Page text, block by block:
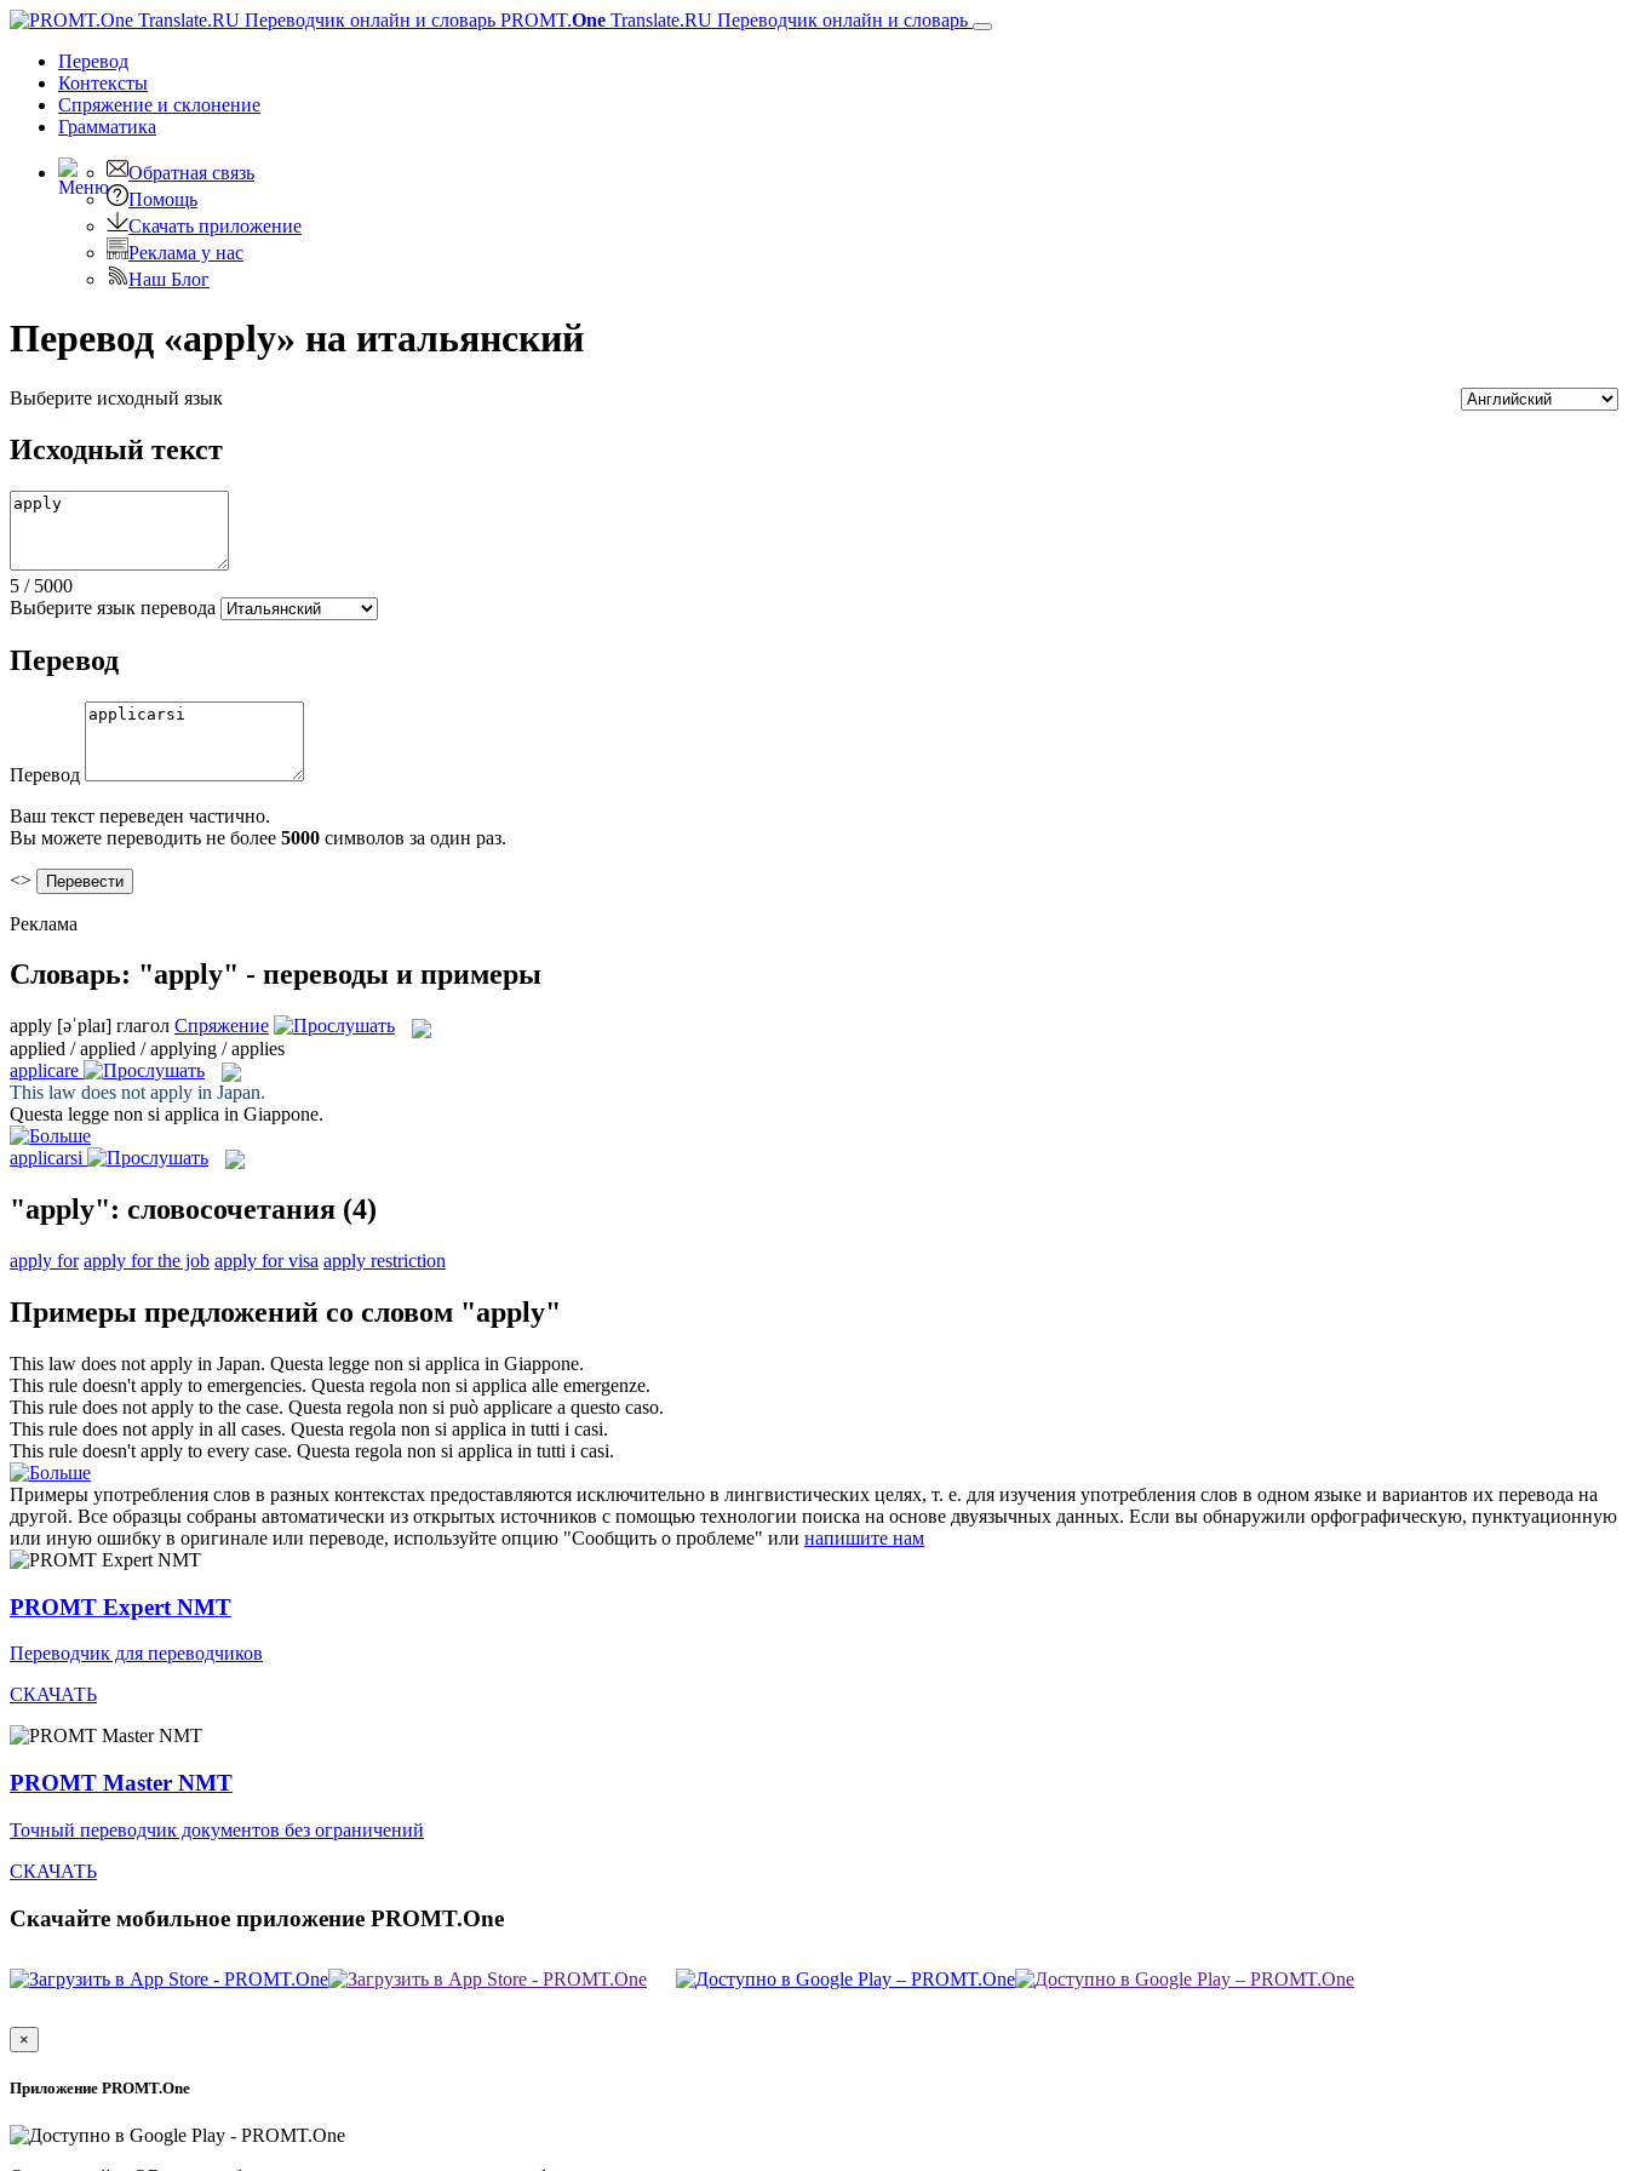
PROMT.One Translate.RU Переводчик онлайн и словарь
Перевод
Контексты
Спряжение и склонение
Грамматика
Обратная связь
Помощь
Скачать приложение
Реклама у нас
Наш Блог
Перевод «apply» на итальянский
Выберите исходный язык
Исходный текст
5 / 5000
Выберите язык перевода
Перевод
Перевод
Ваш текст переведен частично.
Вы можете переводить не более 5000 символов за один раз.
<>
Реклама
Словарь: "apply" - переводы и примеры
apply [əˈplaɪ] глагол Спряжение
applied / applied / applying / applies
applicare
This law does not apply in Japan.
Questa legge non si applica in Giappone.
applicarsi
"apply": словосочетания (4)
apply for apply for the job apply for visa apply restriction
Примеры предложений со словом "apply"
This law does not apply in Japan. Questa legge non si applica in Giappone.
This rule doesn't apply to emergencies. Questa regola non si applica alle emergenze.
This rule does not apply to the case. Questa regola non si può applicare a questo caso.
This rule does not apply in all cases. Questa regola non si applica in tutti i casi.
This rule doesn't apply to every case. Questa regola non si applica in tutti i casi.
Примеры употребления слов в разных контекстах предоставляются исключительно в лингвистических целях, т. е. для изучения употребления слов в одном языке и вариантов их перевода на
другой. Все образцы собраны автоматически из открытых источников с помощью технологии поиска на основе двуязычных данных. Если вы обнаружили орфографическую, пунктуационную
или иную ошибку в оригинале или переводе, используйте опцию "Сообщить о проблеме" или напишите нам
PROMT Expert NMT
Переводчик для переводчиков
СКАЧАТЬ
PROMT Master NMT
Точный переводчик документов без ограничений
СКАЧАТЬ
Скачайте мобильное приложение PROMT.One
×
Приложение PROMT.One